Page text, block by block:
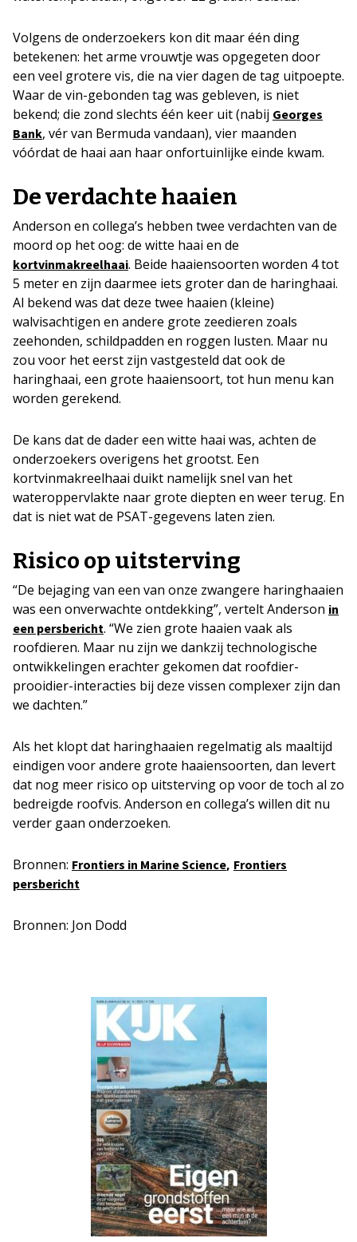
Volgens de onderzoekers kon dit maar één ding
betekenen: het arme vrouwtje was opgegeten door
een veel grotere vis, die na vier dagen de tag uitpoepte.
Waar de vin-gebonden tag was gebleven, is niet
bekend; die zond slechts één keer uit (nabij Georges
Bank, vér van Bermuda vandaan), vier maanden
vóórdat de haai aan haar onfortuinlijke einde kwam.
De verdachte haaien
Anderson en collega’s hebben twee verdachten van de
moord op het oog: de witte haai en de
kortvinmakreelhaai. Beide haaiensoorten worden 4 tot
5 meter en zijn daarmee iets groter dan de haringhaai.
Al bekend was dat deze twee haaien (kleine)
walvisachtigen en andere grote zeedieren zoals
zeehonden, schildpadden en roggen lusten. Maar nu
zou voor het eerst zijn vastgesteld dat ook de
haringhaai, een grote haaiensoort, tot hun menu kan
worden gerekend.
De kans dat de dader een witte haai was, achten de
onderzoekers overigens het grootst. Een
kortvinmakreelhaai duikt namelijk snel van het
wateroppervlakte naar grote diepten en weer terug. En
dat is niet wat de PSAT-gegevens laten zien.
Risico op uitsterving
“De bejaging van een van onze zwangere haringhaaien
was een onverwachte ontdekking”, vertelt Anderson in
een persbericht. “We zien grote haaien vaak als
roofdieren. Maar nu zijn we dankzij technologische
ontwikkelingen erachter gekomen dat roofdier-
prooidier-interacties bij deze vissen complexer zijn dan
we dachten.”
Als het klopt dat haringhaaien regelmatig als maaltijd
eindigen voor andere grote haaiensoorten, dan levert
dat nog meer risico op uitsterving op voor de toch al zo
bedreigde roofvis. Anderson en collega’s willen dit nu
verder gaan onderzoeken.
Bronnen: Frontiers in Marine Science, Frontiers
persbericht
Bronnen: Jon Dodd